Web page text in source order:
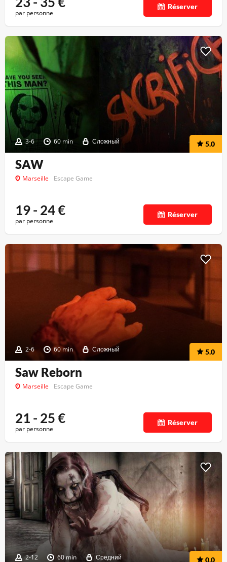
par personne
Réserver
3-6 60 min Сложный 5.0
SAW
Marseille Escape Game
19 - 24€
par personne
Réserver
2-6 60 min Сложный 5.0
Saw Reborn
Marseille Escape Game
21 - 25€
par personne
Réserver
2-12 60 min Средний 0.0